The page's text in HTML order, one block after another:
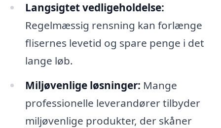
Langsigtet vedligeholdelse:
Regelmæssig rensning kan forlænge
flisernes levetid og spare penge i det
lange løb.
Miljøvenlige løsninger: Mange
professionelle leverandører tilbyder
miljøvenlige produkter, der skåner